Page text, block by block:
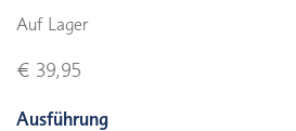
Auf Lager
€ 39,95
Ausführung